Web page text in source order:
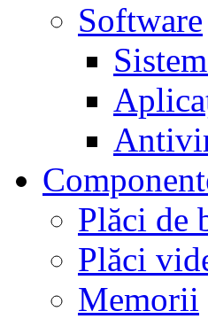
Software
Plăci de
Plăci
Memorii